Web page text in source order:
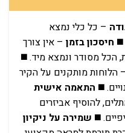
– כל כלי נמצא
◼️ חיסכון בזמן – אין צורך
הכל מסודר ונמצא מיד. ◼️
– הלוחות מותקנים על הקיר
◼️ התאמה אישית
להוסיף אביזרים
◼️ שמירה על ניקיון